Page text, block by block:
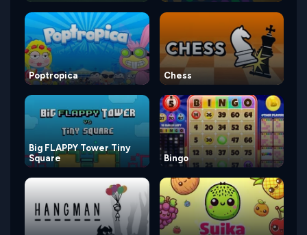
Poptropica Chess
Big FLAPPY Tower Tiny
Square
Bingo